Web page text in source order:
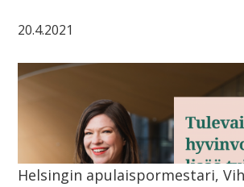
20.4.2021
Helsingin apulaispormestari,